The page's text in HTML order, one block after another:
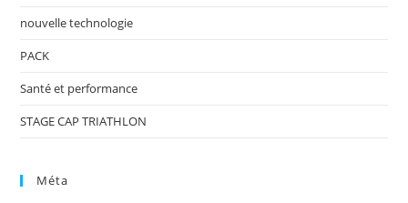
nouvelle technologie
PACK
Santé et performance
STAGE CAP TRIATHLON
Méta